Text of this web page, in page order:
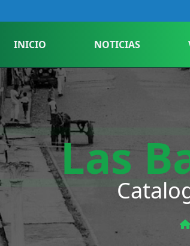
INICIO NOTICIAS
Las